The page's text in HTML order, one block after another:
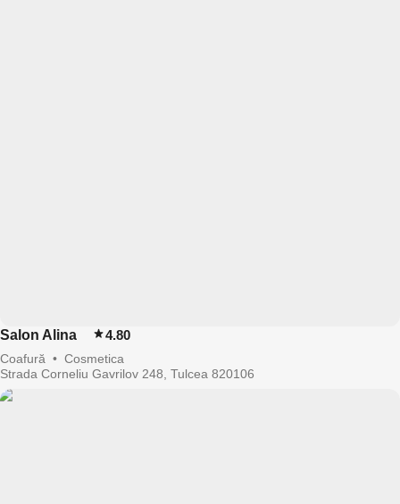
Salon Alina 4.80
Coafură • Cosmetica
Strada Corneliu Gavrilov 248, Tulcea 820106